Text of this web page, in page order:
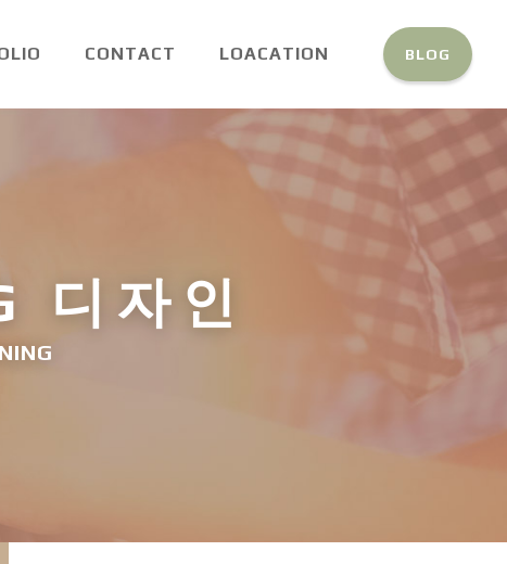
CONTACT LOACATION BLOG
디자인